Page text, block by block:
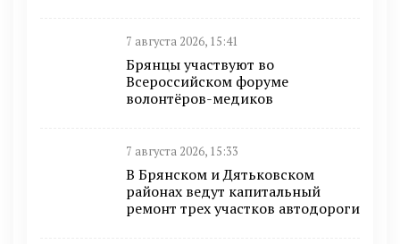
7 августа 2026, 15:41
Брянцы участвуют во
Всероссийском форуме
волонтёров-медиков
7 августа 2026, 15:33
В Брянском и Дятьковском
районах ведут капитальный
ремонт трех участков автодороги